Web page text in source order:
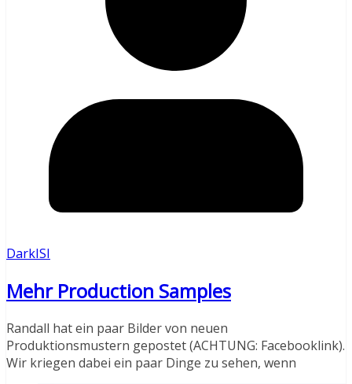
DarkISI
Mehr Production Samples
Randall hat ein paar Bilder von neuen
Produktionsmustern gepostet (ACHTUNG: Facebooklink).
Wir kriegen dabei ein paar Dinge zu sehen, wenn